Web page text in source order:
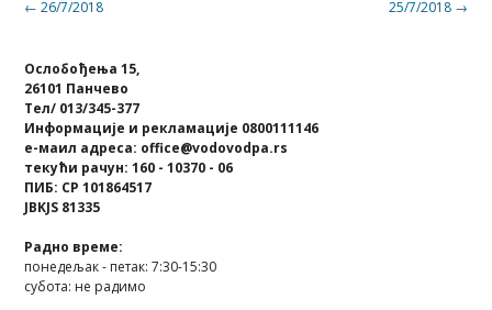
Post 25/7/2018 →
← 26/7/2018
Ослобођења 15,
26101 Панчево
Тел/ 013/345-377
Информације и рекламације 0800111146
е-маил адреса: office@vodovodpa.rs
текући рачун: 160 - 10370 - 06
ПИБ: СР 101864517
JBKJS 81335
Радно време:
понедељак - петак: 7:30-15:30
субота: не радимо